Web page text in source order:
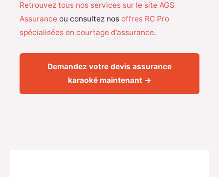
Retrouvez tous nos services sur le site AGS
Assurance ou consultez nos offres RC Pro
spécialisées en courtage d’assurance.
Demandez votre devis assurance
karaoké maintenant →